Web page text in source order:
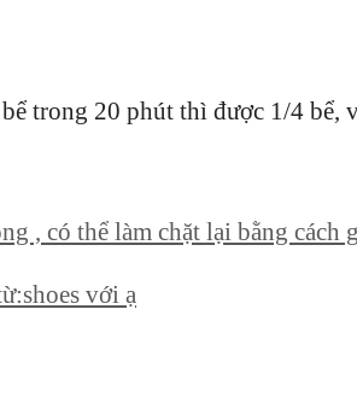
trong 20 phút thì được 1/4 bể,
, có thể làm chặt lại bằng cách
với ạ